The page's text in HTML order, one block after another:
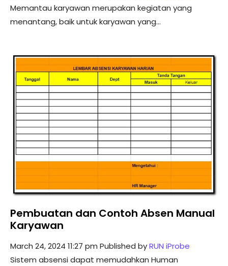
Memantau karyawan merupakan kegiatan yang
menantang, baik untuk karyawan yang...
Pembuatan dan Contoh Absen Manual
Karyawan
March 24, 2024 11:27 pm Published byRUN iProbe
Sistem absensi dapat memudahkan Human